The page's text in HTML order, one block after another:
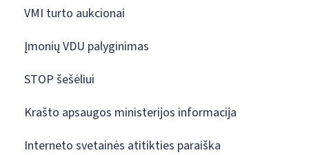
VMI turto aukcionai
Įmonių VDU palyginimas
STOP šešėliui
Krašto apsaugos ministerijos informacija
Interneto svetainės atitikties paraiška